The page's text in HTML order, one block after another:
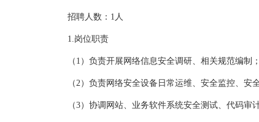
招聘人数：1人
1.岗位职责
（1）负责开展网络信息安全调研、相关规范编制；
（2）负责网络安全设备日常运维、安全监控、安全
（3）协调网站、业务软件系统安全测试、代码审计